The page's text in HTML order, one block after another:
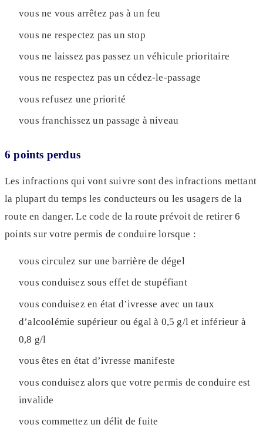
vous ne vous arrêtez pas à un feu
vous ne respectez pas un stop
vous ne laissez pas passez un véhicule prioritaire
vous ne respectez pas un cédez-le-passage
vous refusez une priorité
vous franchissez un passage à niveau
6 points perdus
Les infractions qui vont suivre sont des infractions mettant
la plupart du temps les conducteurs ou les usagers de la
route en danger. Le code de la route prévoit de retirer 6
points sur votre permis de conduire lorsque :
vous circulez sur une barrière de dégel
vous conduisez sous effet de stupéfiant
vous conduisez en état d’ivresse avec un taux
d’alcoolémie supérieur ou égal à 0,5 g/l et inférieur à
0,8 g/l
vous êtes en état d’ivresse manifeste
vous conduisez alors que votre permis de conduire est
invalide
vous commettez un délit de fuite